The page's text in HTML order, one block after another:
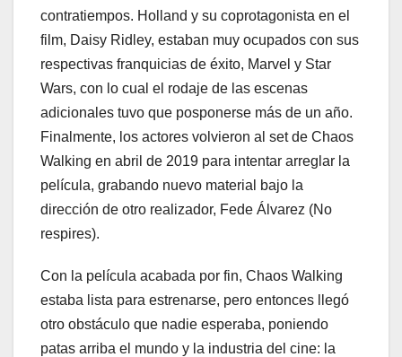
contratiempos. Holland y su coprotagonista en el
film, Daisy Ridley, estaban muy ocupados con sus
respectivas franquicias de éxito, Marvel y Star
Wars, con lo cual el rodaje de las escenas
adicionales tuvo que posponerse más de un año.
Finalmente, los actores volvieron al set de Chaos
Walking en abril de 2019 para intentar arreglar la
película, grabando nuevo material bajo la
dirección de otro realizador, Fede Álvarez (No
respires).
Con la película acabada por fin, Chaos Walking
estaba lista para estrenarse, pero entonces llegó
otro obstáculo que nadie esperaba, poniendo
patas arriba el mundo y la industria del cine: la